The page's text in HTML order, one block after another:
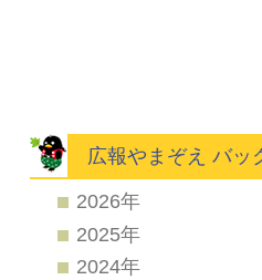
広報やまぞえ バッ
2026年
2025年
2024年